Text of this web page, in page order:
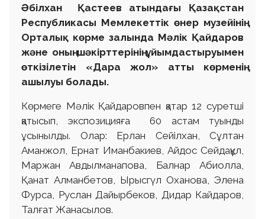
Әбілхан Қастеев атындағы Қазақстан
Республикасы Мемлекеттік өнер музейінің
Орталық көрме залында Мәлік Қайдаров
және оның шәкірттерінің ұйымдастыруымен
өткізілетін «Дара жол» атты көрменің
ашылуы болады.
Көрмеге Мәлік Қайдаровпен қатар 12 суретші
қатысып, экспозицияға 60 астам туынды
ұсынылды. Олар: Ерлан Сейілхан, Сұлтан
Аманжол, Ернат Иманбакиев, Айдос Сейдақұл,
Маржан Авдылманапова, Балнар Абиолла,
Қанат Алманбетов, Ырысгүл Оханова, Элена
Фурса, Руслан Дайырбеков, Дидар Кайдаров,
Талғат Жанасылов.